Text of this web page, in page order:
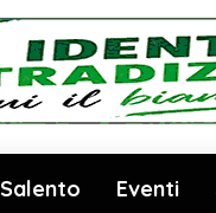
Salento Eventi